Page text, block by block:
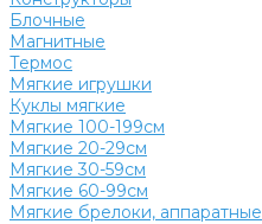
Блочные
Магнитные
Термос
Мягкие игрушки
Куклы мягкие
Мягкие 100-199см
Мягкие 20-29см
Мягкие 30-59см
Мягкие 60-99см
Мягкие брелоки, аппаратные